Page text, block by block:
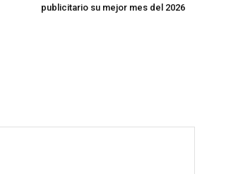
publicitario su mejor mes del 2026